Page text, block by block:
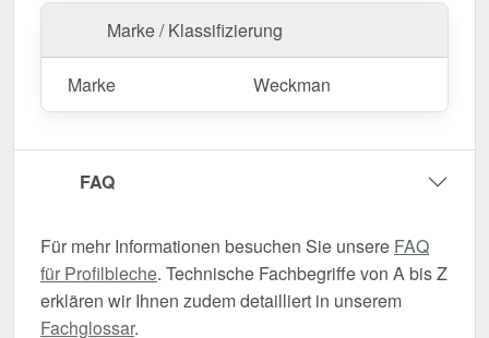
Marke / Klassifizierung
Marke Weckman
FAQ
Für mehr Informationen besuchen Sie unsere FAQ
für Profilbleche. Technische Fachbegriffe von A bis Z
erklären wir Ihnen zudem detailliert in unserem
Fachglossar.